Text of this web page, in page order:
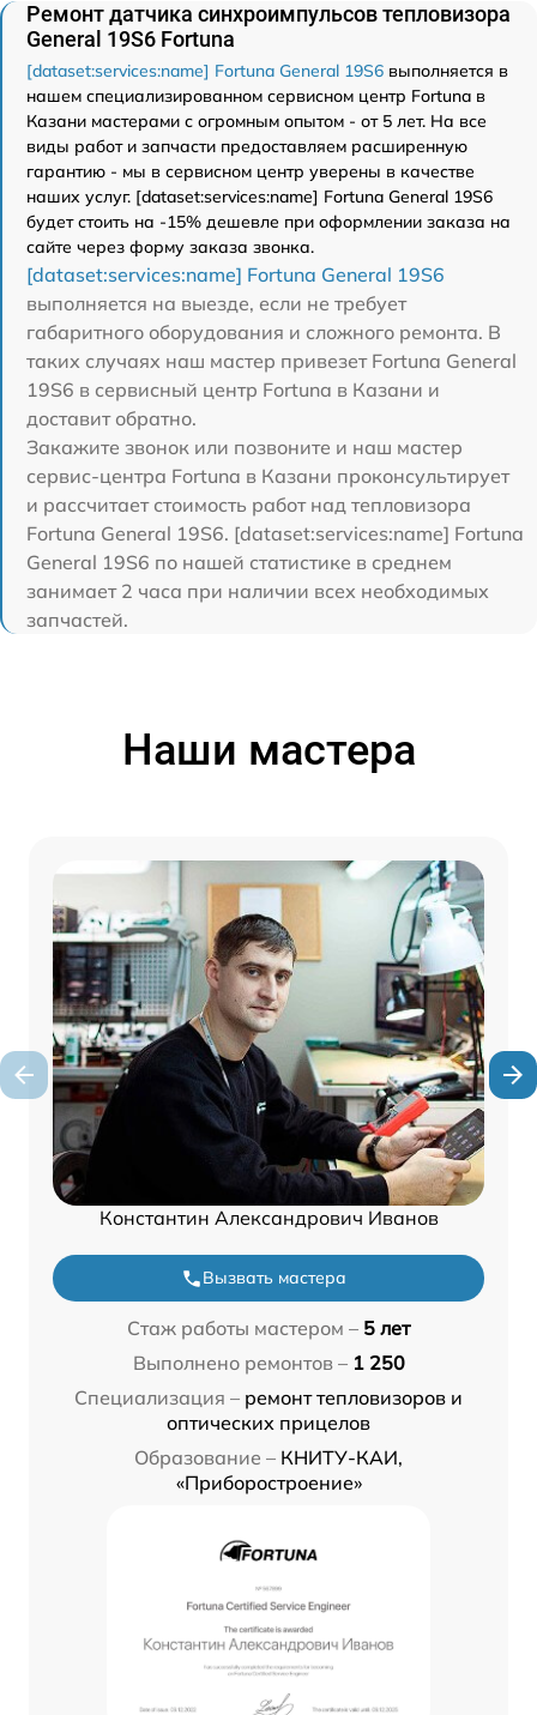
Ремонт датчика синхроимпульсов тепловизора
General 19S6 Fortuna
[dataset:services:name] Fortuna General 19S6 выполняется в
нашем специализированном сервисном центр Fortuna в
Казани мастерами с огромным опытом - от 5 лет. На все
виды работ и запчасти предоставляем расширенную
гарантию - мы в сервисном центр уверены в качестве
наших услуг. [dataset:services:name] Fortuna General 19S6
будет стоить на -15% дешевле при оформлении заказа на
сайте через форму заказа звонка.
[dataset:services:name] Fortuna General 19S6
выполняется на выезде, если не требует
габаритного оборудования и сложного ремонта. В
таких случаях наш мастер привезет Fortuna General
19S6 в сервисный центр Fortuna в Казани и
доставит обратно.
Закажите звонок или позвоните и наш мастер
сервис-центра Fortuna в Казани проконсультирует
и рассчитает стоимость работ над тепловизора
Fortuna General 19S6. [dataset:services:name] Fortuna
General 19S6 по нашей статистике в среднем
занимает 2 часа при наличии всех необходимых
запчастей.
Наши мастера
Константин Александрович Иванов
Вызвать мастера
Стаж работы мастером – 5 лет
Выполнено ремонтов – 1 250
Специализация – ремонт тепловизоров и
оптических прицелов
Образование – КНИТУ-КАИ,
«Приборостроение»